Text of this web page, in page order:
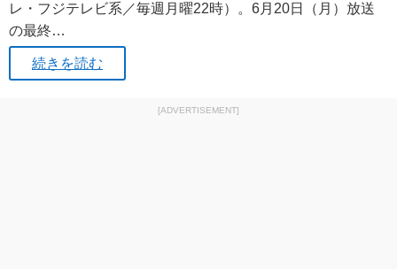
レ・フジテレビ系／毎週月曜22時）。6月20日（月）放送
の最終…
続きを読む
[ADVERTISEMENT]